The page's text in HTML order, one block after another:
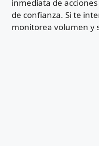
inmediata de
de confianza. Si te
monitorea volumen y